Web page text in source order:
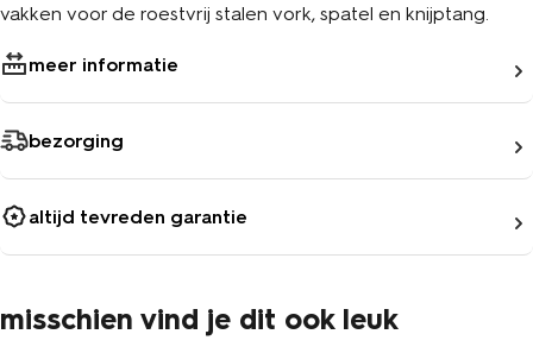
vakken voor de roestvrij stalen vork, spatel en knijptang.
meer informatie
bezorging
altijd tevreden garantie
misschien vind je dit ook leuk